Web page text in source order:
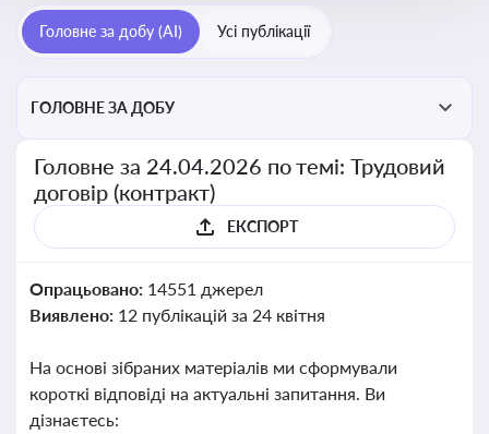
Головне за добу (AI) Усі публікації
ГОЛОВНЕ ЗА ДОБУ
Головне за 24.04.2026 по темі: Трудовий
договір (контракт)
ЕКСПОРТ
Опрацьовано: 14551 джерел
Виявлено: 12 публікацій за 24 квітня
На основі зібраних матеріалів ми сформували
короткі відповіді на актуальні запитання. Ви
дізнаєтесь: